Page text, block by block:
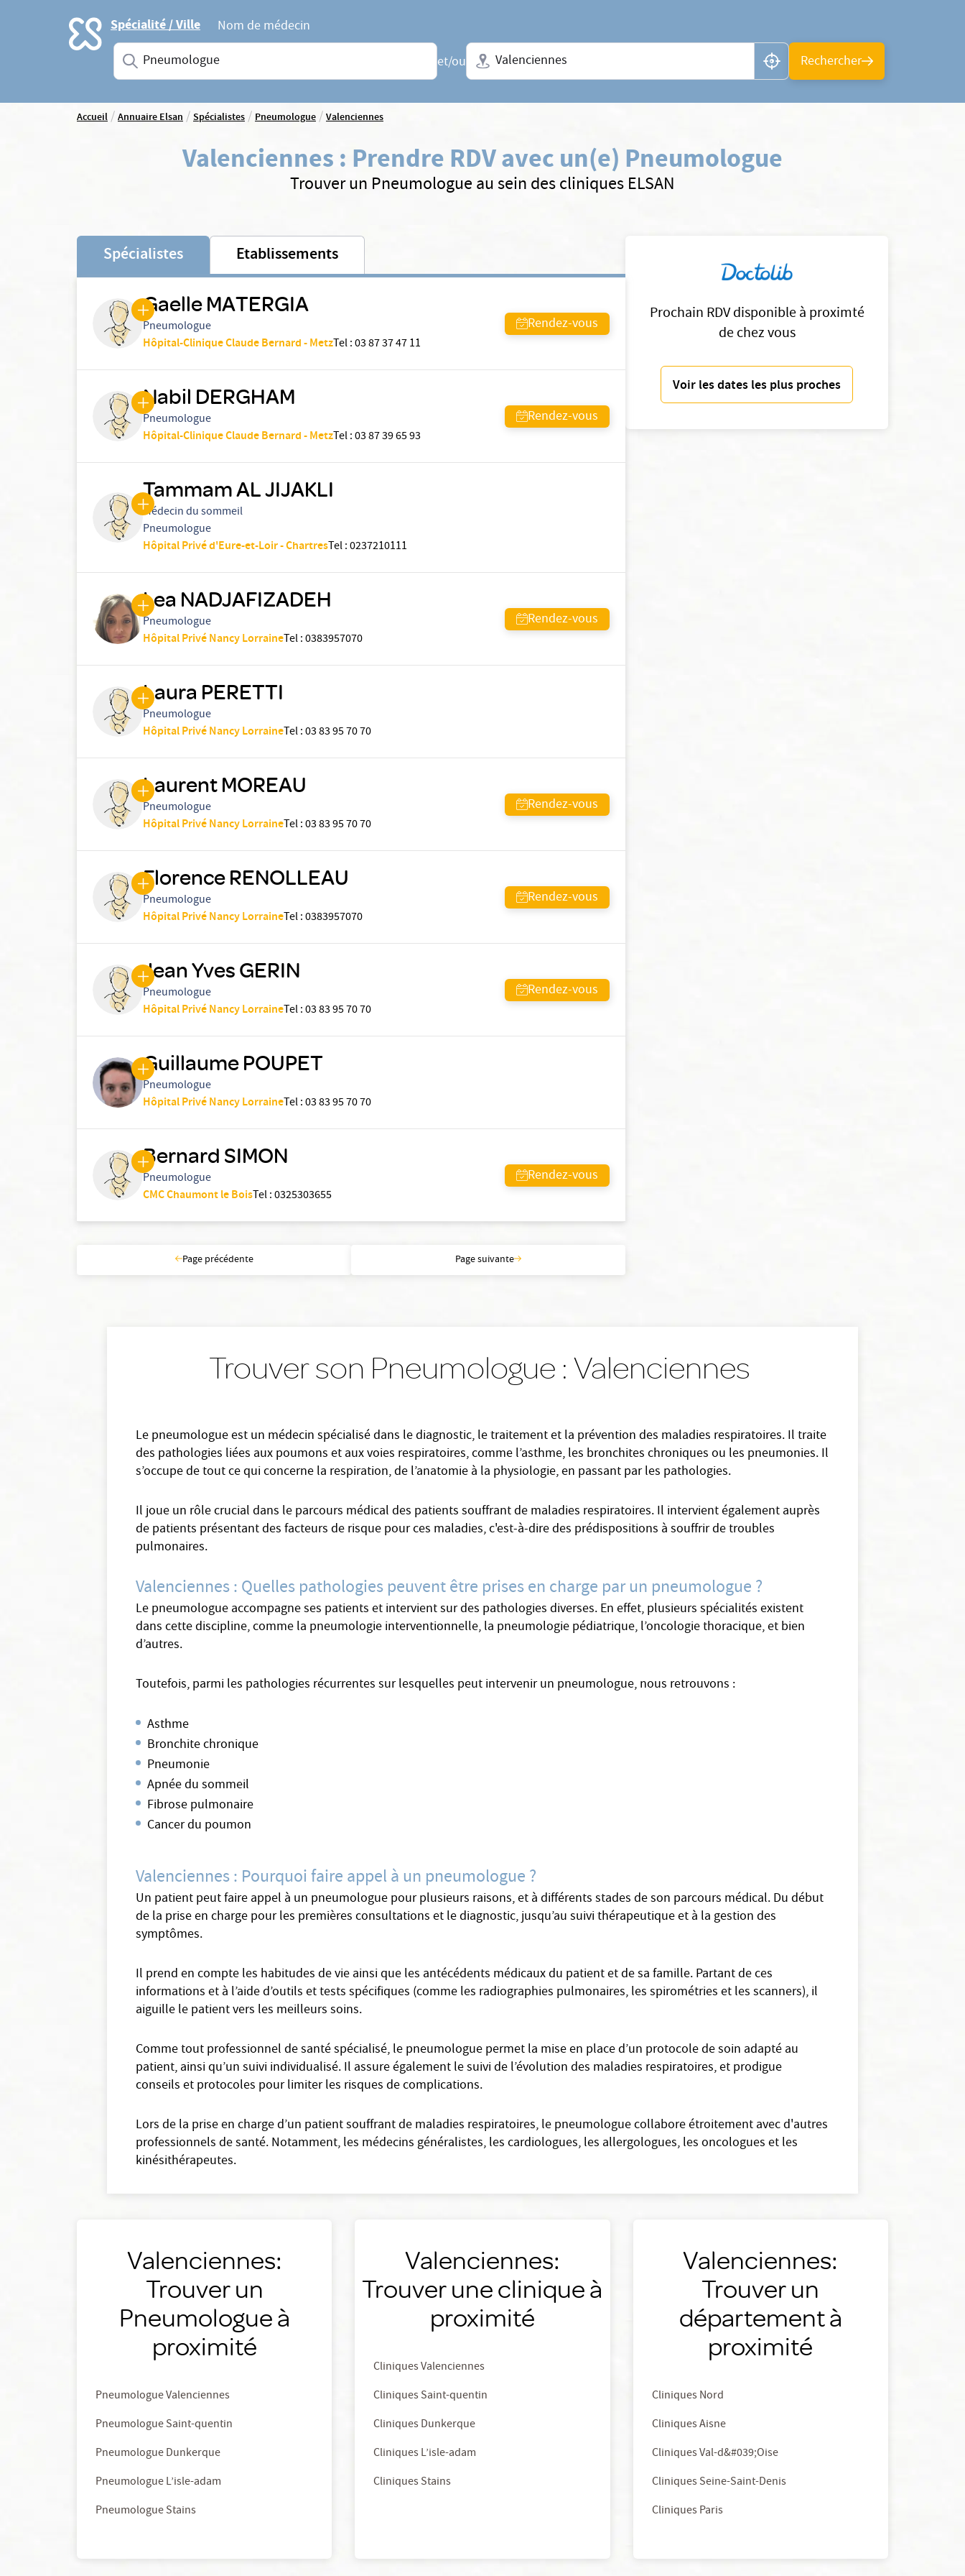
Accueil Spécialité / Ville
Nom de médecin
Saisissez une spécialité ou un service
et/ou
Ville + N° de département, région ou CP
Rechercher
Accueil/Annuaire Elsan/Spécialistes/Pneumologue/Valenciennes
Valenciennes : Prendre RDV avec un(e) Pneumologue
Trouver un Pneumologue au sein des cliniques ELSAN
Prochain RDV disponible à proximté
de chez vous
Voir les dates les plus proches
Spécialistes Etablissements
Gaelle MATERGIA
Pneumologue
Hôpital-Clinique Claude Bernard - MetzTel:03 87 37 47 11
Rendez-vous
Nabil DERGHAM
Pneumologue
Hôpital-Clinique Claude Bernard - MetzTel:03 87 39 65 93
Rendez-vous
Tammam AL JIJAKLI
Médecin du sommeil
Pneumologue
Hôpital Privé d'Eure-et-Loir - ChartresTel:0237210111
Lea NADJAFIZADEH
Pneumologue
Hôpital Privé Nancy LorraineTel:0383957070
Rendez-vous
Laura PERETTI
Pneumologue
Hôpital Privé Nancy LorraineTel:03 83 95 70 70
Laurent MOREAU
Pneumologue
Hôpital Privé Nancy LorraineTel:03 83 95 70 70
Rendez-vous
Florence RENOLLEAU
Pneumologue
Hôpital Privé Nancy LorraineTel:0383957070
Rendez-vous
Jean Yves GERIN
Pneumologue
Hôpital Privé Nancy LorraineTel:03 83 95 70 70
Rendez-vous
Guillaume POUPET
Pneumologue
Hôpital Privé Nancy LorraineTel:03 83 95 70 70
Bernard SIMON
Pneumologue
CMC Chaumont le BoisTel:0325303655
Rendez-vous
Page précédente Page suivante
Trouver son Pneumologue : Valenciennes
Le pneumologue est un médecin spécialisé dans le diagnostic, le traitement et la prévention des maladies respiratoires. Il traite
des pathologies liées aux poumons et aux voies respiratoires, comme l’asthme, les bronchites chroniques ou les pneumonies. Il
s’occupe de tout ce qui concerne la respiration, de l’anatomie à la physiologie, en passant par les pathologies.
Il joue un rôle crucial dans le parcours médical des patients souffrant de maladies respiratoires. Il intervient également auprès
de patients présentant des facteurs de risque pour ces maladies, c'est-à-dire des prédispositions à souffrir de troubles
pulmonaires.
Valenciennes : Quelles pathologies peuvent être prises en charge par un pneumologue ?
Le pneumologue accompagne ses patients et intervient sur des pathologies diverses. En effet, plusieurs spécialités existent
dans cette discipline, comme la pneumologie interventionnelle, la pneumologie pédiatrique, l’oncologie thoracique, et bien
d’autres.
Toutefois, parmi les pathologies récurrentes sur lesquelles peut intervenir un pneumologue, nous retrouvons :
Asthme
Bronchite chronique
Pneumonie
Apnée du sommeil
Fibrose pulmonaire
Cancer du poumon
Valenciennes : Pourquoi faire appel à un pneumologue ?
Un patient peut faire appel à un pneumologue pour plusieurs raisons, et à différents stades de son parcours médical. Du début
de la prise en charge pour les premières consultations et le diagnostic, jusqu’au suivi thérapeutique et à la gestion des
symptômes.
Il prend en compte les habitudes de vie ainsi que les antécédents médicaux du patient et de sa famille. Partant de ces
informations et à l’aide d’outils et tests spécifiques (comme les radiographies pulmonaires, les spirométries et les scanners), il
aiguille le patient vers les meilleurs soins.
Comme tout professionnel de santé spécialisé, le pneumologue permet la mise en place d’un protocole de soin adapté au
patient, ainsi qu’un suivi individualisé. Il assure également le suivi de l’évolution des maladies respiratoires, et prodigue
conseils et protocoles pour limiter les risques de complications.
Lors de la prise en charge d’un patient souffrant de maladies respiratoires, le pneumologue collabore étroitement avec d'autres
professionnels de santé. Notamment, les médecins généralistes, les cardiologues, les allergologues, les oncologues et les
kinésithérapeutes.
Valenciennes:
Trouver un
Pneumologue à
proximité
Pneumologue Valenciennes
Pneumologue Saint-quentin
Pneumologue Dunkerque
Pneumologue L’isle-adam
Pneumologue Stains
Valenciennes:
Trouver une clinique à
proximité
Cliniques Valenciennes
Cliniques Saint-quentin
Cliniques Dunkerque
Cliniques L’isle-adam
Cliniques Stains
Valenciennes:
Trouver un
département à
proximité
Cliniques Nord
Cliniques Aisne
Cliniques Val-d&#039;Oise
Cliniques Seine-Saint-Denis
Cliniques Paris